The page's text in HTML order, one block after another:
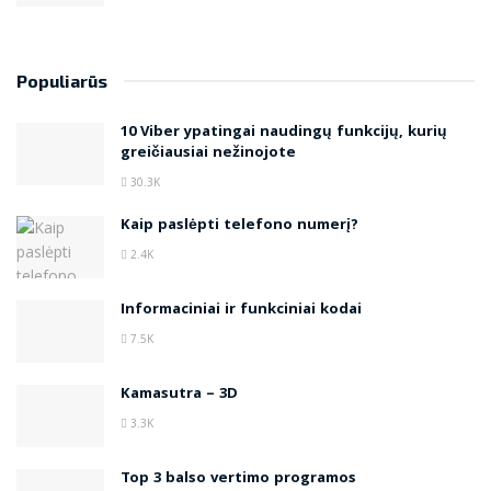
Populiarūs
10 Viber ypatingai naudingų funkcijų, kurių
greičiausiai nežinojote
30.3K
Kaip paslėpti telefono numerį?
2.4K
Informaciniai ir funkciniai kodai
7.5K
Kamasutra – 3D
3.3K
Top 3 balso vertimo programos